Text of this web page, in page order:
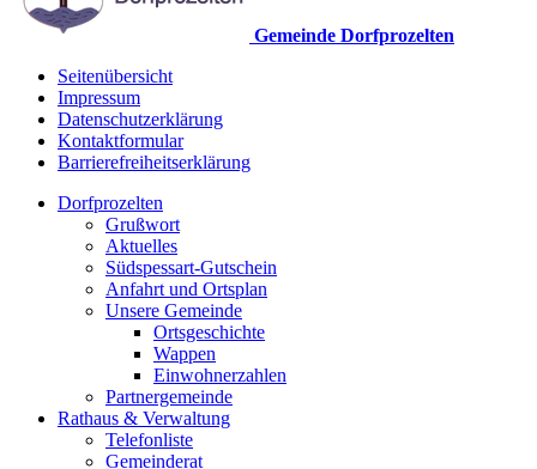
Gemeinde Dorfprozelten
Seitenübersicht
Impressum
Datenschutzerklärung
Kontaktformular
Barrierefreiheitserklärung
Dorfprozelten
Grußwort
Aktuelles
Südspessart-Gutschein
Anfahrt und Ortsplan
Unsere Gemeinde
Ortsgeschichte
Wappen
Einwohnerzahlen
Partnergemeinde
Rathaus & Verwaltung
Telefonliste
Gemeinderat